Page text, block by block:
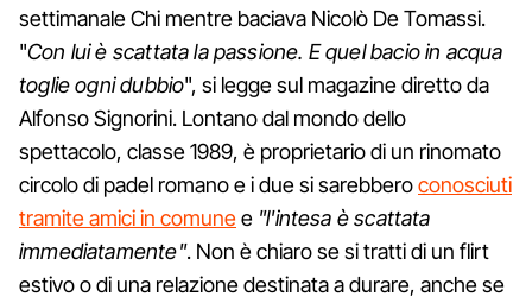
settimanale Chi mentre baciava Nicolò De Tomassi.
"Con lui è scattata la passione. E quel bacio in acqua
toglie ogni dubbio", si legge sul magazine diretto da
Alfonso Signorini. Lontano dal mondo dello
spettacolo, classe 1989, è proprietario di un rinomato
circolo di padel romano e i due si sarebberoconosciuti
tramite amici in comunee "l'intesa è scattata
immediatamente". Non è chiaro se si tratti di un flirt
estivo o di una relazione destinata a durare, anche se